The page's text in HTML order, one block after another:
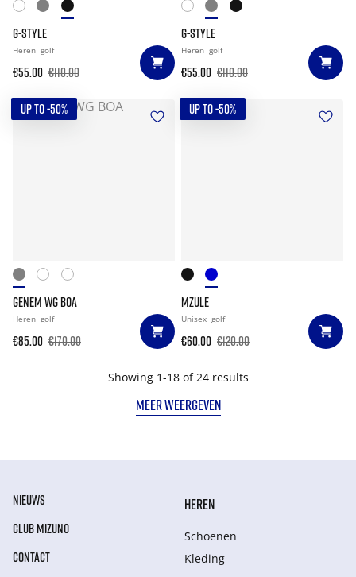
G-STYLE
Heren golf
€55.00 €110.00
G-STYLE
Heren golf
€55.00 €110.00
UP TO -50%
GENEM WG BOA
Heren golf
€85.00 €170.00
UP TO -50%
MZULE
Unisex golf
€60.00 €120.00
Showing 1-18 of 24 results
MEER WEERGEVEN
NIEUWS
CLUB MIZUNO
CONTACT
HEREN
Schoenen
Kleding